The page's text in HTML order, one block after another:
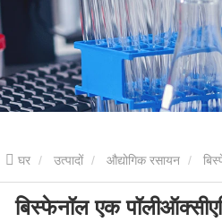
घर उत्पादों औद्योगिक रसायन
बिस्फेनॉल एक